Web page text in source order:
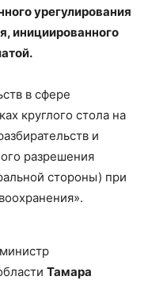
урегулирования
инициированного
в сфере
круглого стола на
и
разрешения
стороны) при
Тамара